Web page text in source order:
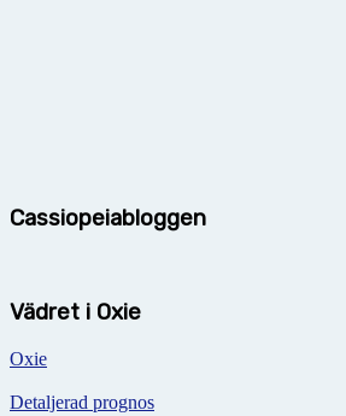
Cassiopeiabloggen
Vädret i Oxie
Oxie
Detaljerad prognos